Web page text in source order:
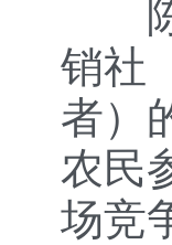
陈
销社
者）
农民
场竞